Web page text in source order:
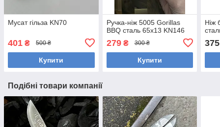
Мусат гільза KN70
401 ₴ 500 ₴
Купити
Ручка-ніж 5005 Gorillas
BBQ сталь 65х13 KN146
279₴ 300 ₴
Купити
Ніж
375
Подібні товари компанії